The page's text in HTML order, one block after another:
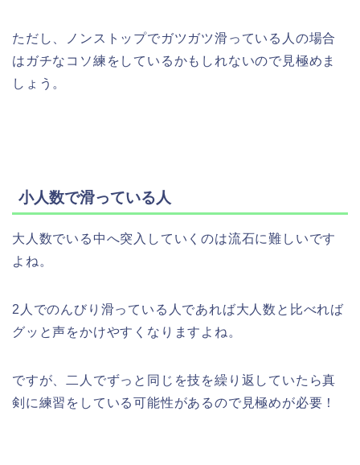
ただし、ノンストップでガツガツ滑っている人の場合
はガチなコソ練をしているかもしれないので見極めま
しょう。
小人数で滑っている人
大人数でいる中へ突入していくのは流石に難しいです
よね。
2人でのんびり滑っている人であれば大人数と比べれば
グッと声をかけやすくなりますよね。
ですが、二人でずっと同じを技を繰り返していたら真
剣に練習をしている可能性があるので見極めが必要！